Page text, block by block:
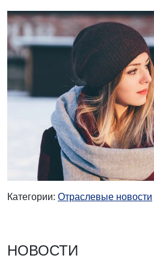
Категории: Отраслевые новости
НОВОСТИ